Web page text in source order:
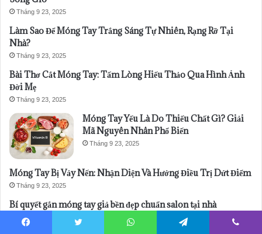
Tháng 9 23, 2025
Làm Sao Để Móng Tay Trắng Sáng Tự Nhiên, Rạng Rỡ Tại
Nhà?
Tháng 9 23, 2025
Bài Thơ Cắt Móng Tay: Tấm Lòng Hiếu Thảo Qua Hình Ảnh
Đời Mẹ
Tháng 9 23, 2025
Móng Tay Yếu Là Do Thiếu Chất Gì? Giải
Mã Nguyên Nhân Phổ Biến
Tháng 9 23, 2025
Móng Tay Bị Vảy Nến: Nhận Diện Và Hướng Điều Trị Dứt Điểm
Tháng 9 23, 2025
Bí quyết gắn móng tay giả bền đẹp chuẩn salon tại nhà
Tháng 9 23, 2025